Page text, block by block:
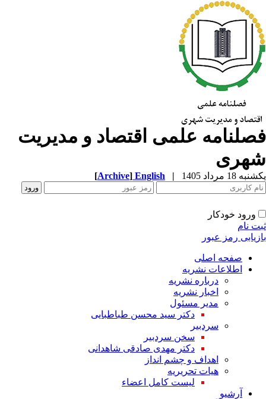
علمی اقتصاد و مدیریت
18 مرداد 1405 |
English
[Archive]
ورود خودکار
نام
رمز عبور
صفحه اصلی
اطلاعات نشریه
درباره نشریه
اخبار نشریه
مدیر مسئول
دکتر سید محسن طباطبایی
سردبیر
سخن سردبیر
دکتر مهدی صادقی شاهدانی
اهداف و چشم انداز
هیات تحریریه
لیست کامل اعضاء
آرشیو